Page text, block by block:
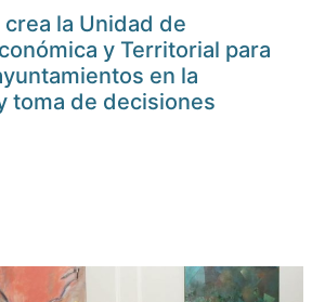
la Unidad de
y Territorial para
en la
toma de decisiones